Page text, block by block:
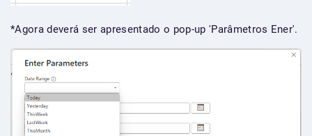
*Agora deverá ser apresentado o pop-up 'Parâmetros Ener'.